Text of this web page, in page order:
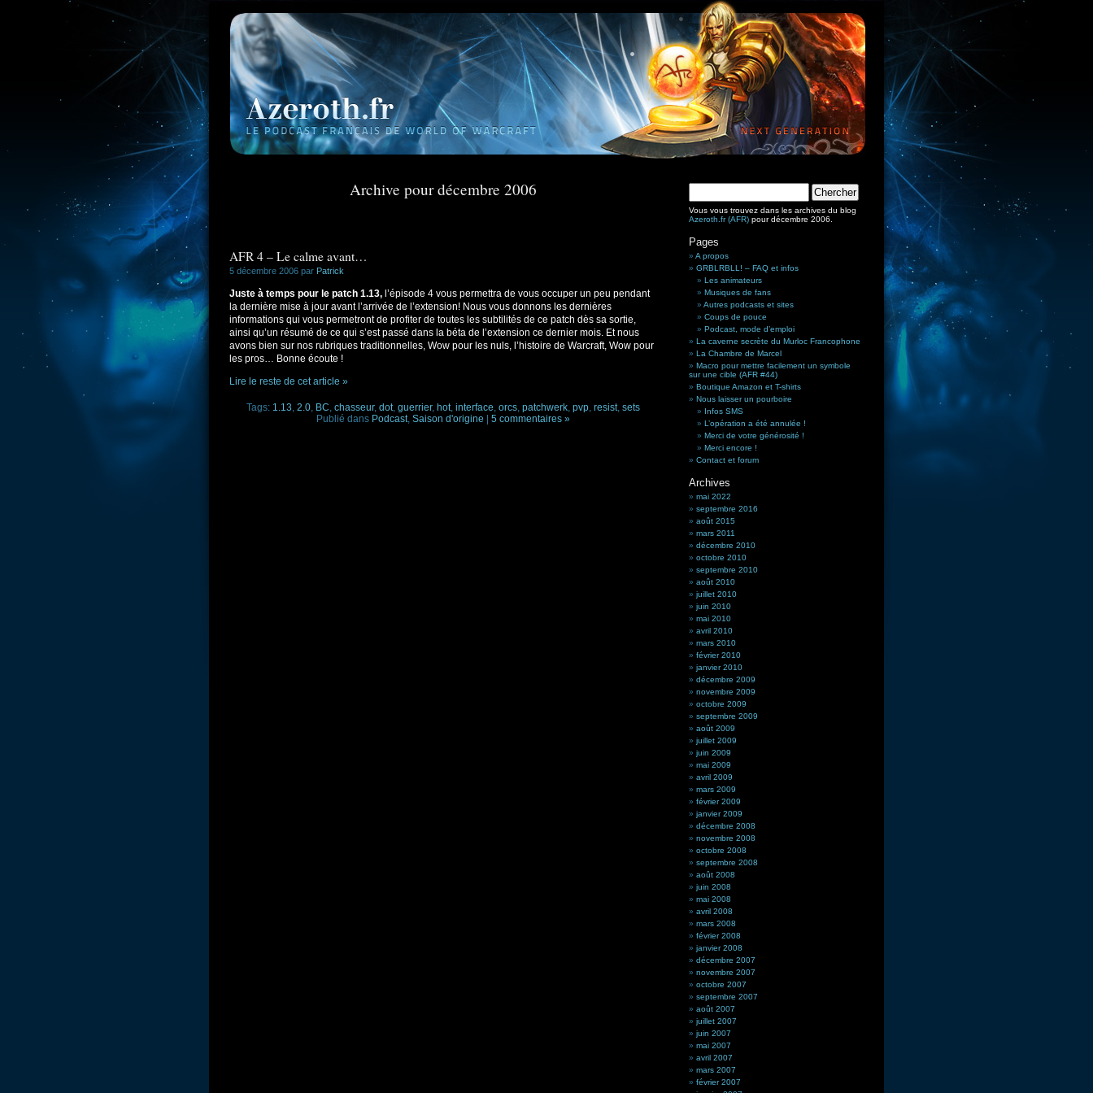
Archive pour décembre 2006
AFR 4 – Le calme avant…
5 décembre 2006 par Patrick
Juste à temps pour le patch 1.13, l’épisode 4 vous permettra de vous occuper un peu pendant
la dernière mise à jour avant l’arrivée de l’extension! Nous vous donnons les dernières
informations qui vous permetront de profiter de toutes les subtilités de ce patch dès sa sortie,
ainsi qu’un résumé de ce qui s’est passé dans la béta de l’extension ce dernier mois. Et nous
avons bien sur nos rubriques traditionnelles, Wow pour les nuls, l’histoire de Warcraft, Wow pour
les pros… Bonne écoute !
Lire le reste de cet article »
Tags: 1.13, 2.0, BC, chasseur, dot, guerrier, hot, interface, orcs, patchwerk, pvp, resist, sets
Publié dans Podcast, Saison d'origine 5 commentaires »
Vous vous trouvez dans les archives du blog
Azeroth.fr (AFR) pour décembre 2006.
Pages
A propos
GRBLRBLL! – FAQ et infos
Les animateurs
Musiques de fans
Autres podcasts et sites
Coups de pouce
Podcast, mode d’emploi
La caverne secrète du Murloc Francophone
La Chambre de Marcel
Macro pour mettre facilement un symbole
sur une cible (AFR #44)
Boutique Amazon et T-shirts
Nous laisser un pourboire
Infos SMS
L’opération a été annulée !
Merci de votre générosité !
Merci encore !
Contact et forum
Archives
mai 2022
septembre 2016
août 2015
mars 2011
décembre 2010
octobre 2010
septembre 2010
août 2010
juillet 2010
juin 2010
mai 2010
avril 2010
mars 2010
février 2010
janvier 2010
décembre 2009
novembre 2009
octobre 2009
septembre 2009
août 2009
juillet 2009
juin 2009
mai 2009
avril 2009
mars 2009
février 2009
janvier 2009
décembre 2008
novembre 2008
octobre 2008
septembre 2008
août 2008
juin 2008
mai 2008
avril 2008
mars 2008
février 2008
janvier 2008
décembre 2007
novembre 2007
octobre 2007
septembre 2007
août 2007
juillet 2007
juin 2007
mai 2007
avril 2007
mars 2007
février 2007